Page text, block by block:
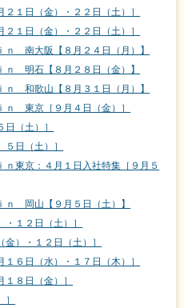
１日（金）・２２日（土）］
１日（金）・２２日（土）］
ｎ 南大阪【８月２４日（月）】
ｎ 明石【８月２８日（金）】
ｎ 和歌山【８月３１日（月）】
ｎ 東京［９月４日（金）］
（土）］
日（土）］
ｎ東京：４月１日入社特集［９月５
ｎ 岡山【９月５日（土）】
１２日（土）］
）・１２日（土）］
６日（水）・１７日（木）］
８日（金）］